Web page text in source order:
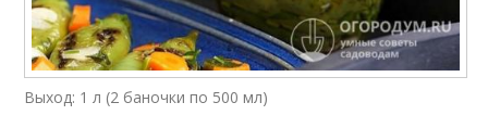
Выход: 1 л (2 баночки по 500 мл)